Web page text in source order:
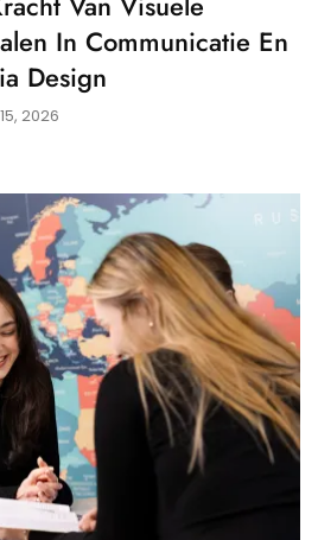
In Communicatie En
Design
2026